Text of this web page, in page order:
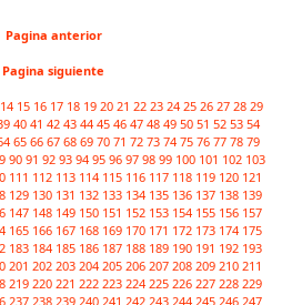
Pagina anterior
Pagina siguiente
14 15 16 17 18 19 20 21 22 23 24 25 26 27 28 29
40 41 42 43 44 45 46 47 48 49 50 51 52 53 54
65 66 67 68 69 70 71 72 73 74 75 76 77 78 79
90 91 92 93 94 95 96 97 98 99 100 101 102 103
111 112 113 114 115 116 117 118 119 120 121
129 130 131 132 133 134 135 136 137 138 139
147 148 149 150 151 152 153 154 155 156 157
165 166 167 168 169 170 171 172 173 174 175
183 184 185 186 187 188 189 190 191 192 193
201 202 203 204 205 206 207 208 209 210 211
219 220 221 222 223 224 225 226 227 228 229
237 238 239 240 241 242 243 244 245 246 247